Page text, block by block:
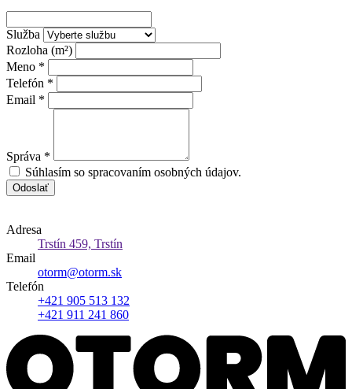
Služba
Rozloha (m²)
Meno *
Telefón *
Email *
Správa *
Súhlasím so spracovaním osobných údajov.
Odoslať
Adresa
Trstín 459, Trstín
Email
otorm@otorm.sk
Telefón
+421 905 513 132
+421 911 241 860